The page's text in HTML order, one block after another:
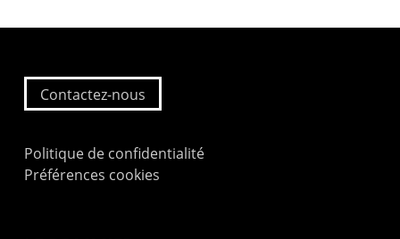
Contactez-nous
Politique de confidentialité
Préférences cookies